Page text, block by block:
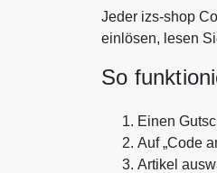
Jeder izs-shop
einlösen, lesen
So
Einen
Auf „Code
Artikel